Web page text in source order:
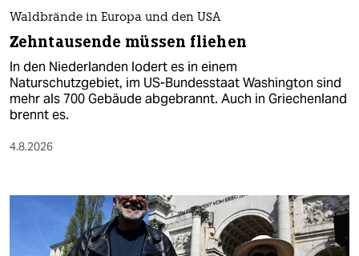
Waldbrände in Europa und den USA
Zehntausende müssen fliehen
In den Niederlanden lodert es in einem
Naturschutzgebiet, im US-Bundesstaat Washington sind
mehr als 700 Gebäude abgebrannt. Auch in Griechenland
brennt es.
4.8.2026